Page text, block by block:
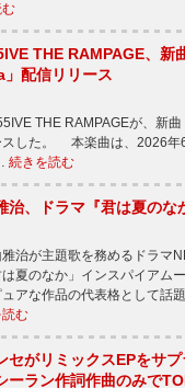
む
THE RAMPAGE、
配信リリース
THE RAMPAGEが、新
スした。 本楽曲は、2026年
続きを読む
治、ドラマ『君は夏のな
治が主題歌を務めるドラマ
は夏のなか」インスパイア
アな作品の代表格として話
む
セがリミックスEPをサ
ーラン作詞作曲のみで